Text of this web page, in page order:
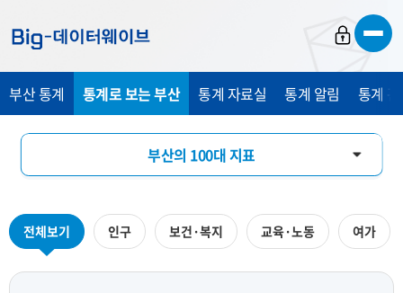
가
가
가
부산 통계 통계로 보는 부산 통계 자료실 통계 알림 통계
부산의 100대 지표
지역통계 시각화
전체보기 인구 보건·복지 교육·노동 여가